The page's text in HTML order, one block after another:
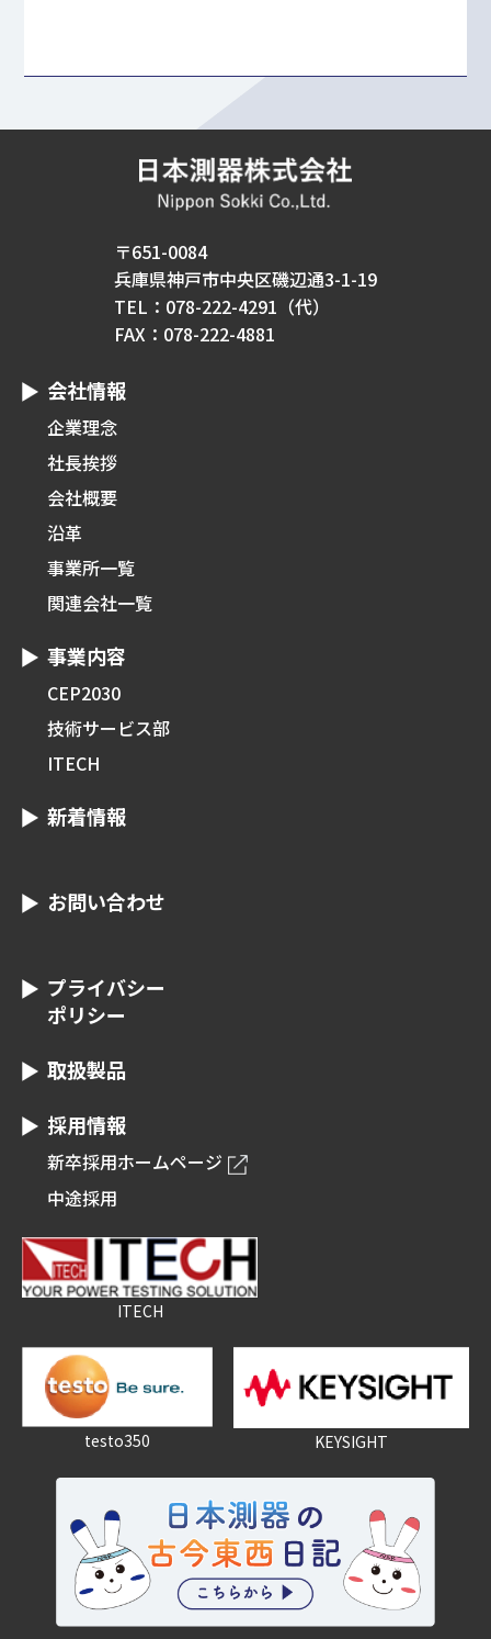
〒651-0084
兵庫県神戸市中央区磯辺通3-1-19
TEL：078-222-4291（代）
FAX：078-222-4881
会社情報
企業理念
社長挨拶
会社概要
沿革
事業所一覧
関連会社一覧
事業内容
CEP2030
技術サービス部
ITECH
新着情報
お問い合わせ
プライバシー
ポリシー
取扱製品
採用情報
新卒採用ホームページ
中途採用
ITECH
testo350 KEYSIGHT